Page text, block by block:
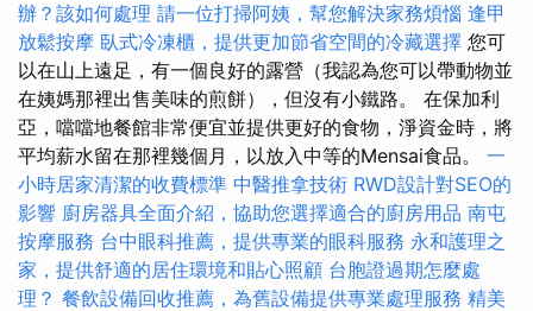
辦？該如何處理 請一位打掃阿姨，幫您解決家務煩惱 逢甲
放鬆按摩 臥式冷凍櫃，提供更加節省空間的冷藏選擇 您可
以在山上遠足，有一個良好的露營（我認為您可以帶動物並
在姨媽那裡出售美味的煎餅），但沒有小鐵路。 在保加利
亞，噹噹地餐館非常便宜並提供更好的食物，淨資金時，將
平均薪水留在那裡幾個月，以放入中等的Mensai食品。 一
小時居家清潔的收費標準 中醫推拿技術 RWD設計對SEO的
影響 廚房器具全面介紹，協助您選擇適合的廚房用品 南屯
按摩服務 台中眼科推薦，提供專業的眼科服務 永和護理之
家，提供舒適的居住環境和貼心照顧 台胞證過期怎麼處
理？ 餐飲設備回收推薦，為舊設備提供專業處理服務 精美